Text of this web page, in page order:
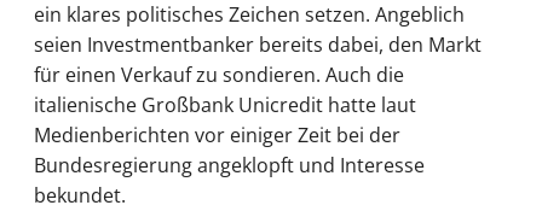
ein klares politisches Zeichen setzen. Angeblich
seien Investmentbanker bereits dabei, den Markt
für einen Verkauf zu sondieren. Auch die
italienische Großbank Unicredit hatte laut
Medienberichten vor einiger Zeit bei der
Bundesregierung angeklopft und Interesse
bekundet.